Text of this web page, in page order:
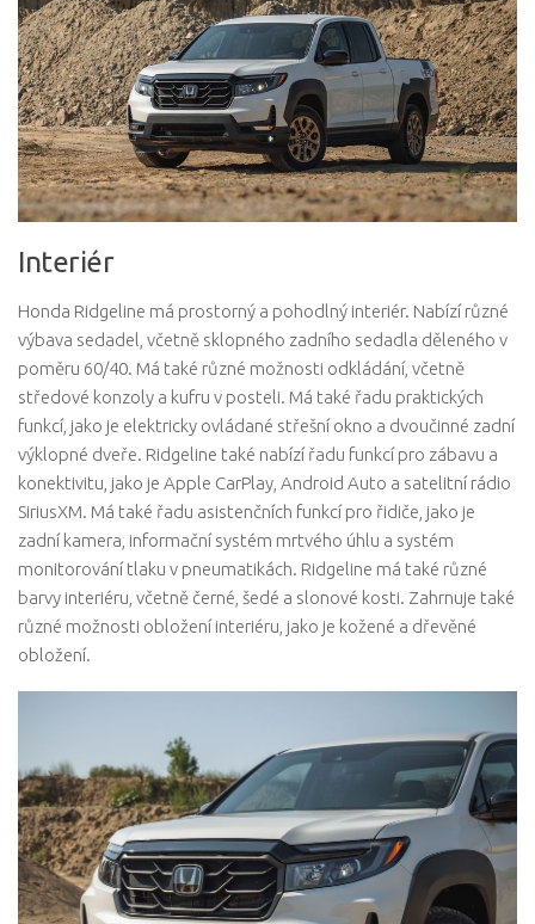
Interiér
Honda Ridgeline má prostorný a pohodlný interiér. Nabízí různé
výbava sedadel, včetně sklopného zadního sedadla děleného v
poměru 60/40. Má také různé možnosti odkládání, včetně
středové konzoly a kufru v posteli. Má také řadu praktických
funkcí, jako je elektricky ovládané střešní okno a dvoučinné zadní
výklopné dveře. Ridgeline také nabízí řadu funkcí pro zábavu a
konektivitu, jako je Apple CarPlay, Android Auto a satelitní rádio
SiriusXM. Má také řadu asistenčních funkcí pro řidiče, jako je
zadní kamera, informační systém mrtvého úhlu a systém
monitorování tlaku v pneumatikách. Ridgeline má také různé
barvy interiéru, včetně černé, šedé a slonové kosti. Zahrnuje také
různé možnosti obložení interiéru, jako je kožené a dřevěné
obložení.